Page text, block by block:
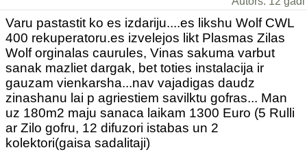
Varu pastastit ko es izdariju....es likshu Wolf CWL
400 rekuperatoru.es izvelejos likt Plasmas Zilas
Wolf orginalas caurules, Vinas sakuma varbut
sanak mazliet dargak, bet toties instalacija ir
gauzam vienkarsha...nav vajadigas daudz
zinashanu lai p agriestiem savilktu gofras... Man
uz 180m2 maju sanaca laikam 1300 Euro (5 Rulli
ar Zilo gofru, 12 difuzori istabas un 2
kolektori(gaisa sadalitaji)